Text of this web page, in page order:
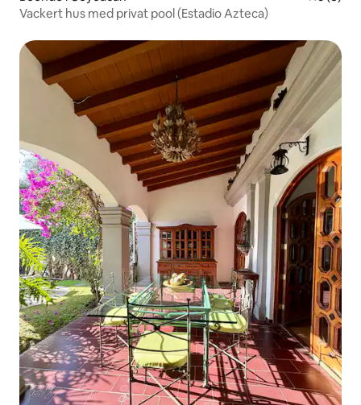
Vackert hus med privat pool (Estadio Azteca)